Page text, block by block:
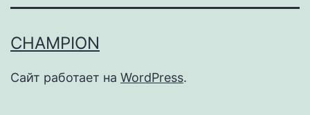
CHAMPION
Сайт работает на WordPress.